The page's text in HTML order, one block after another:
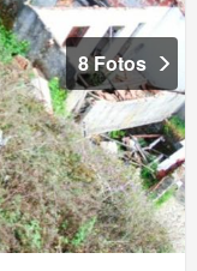
8 Fotos